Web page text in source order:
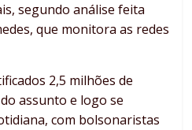
segundo análise feita
que monitora as redes
2,5 milhões de
assunto e logo se
com bolsonaristas